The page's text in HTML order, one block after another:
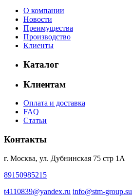
О компании
Новости
Преимущества
Производство
Клиенты
Каталог
Клиентам
Оплата и доставка
FAQ
Статьи
Контакты
г. Москва, ул. Дубнинская 75 стр 1А
89150985215
t4110839@yandex.ru info@stm-group.su